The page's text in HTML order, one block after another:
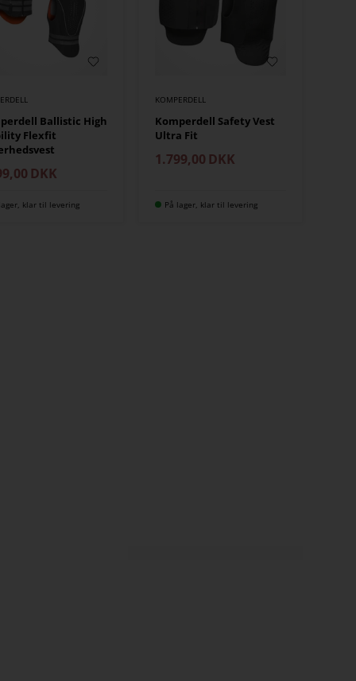
Ballistic High
Flexfit
DKK
klar til levering
KOMPERDELL
Komperdell Safety Vest
Ultra Fit
1.799,00 DKK
På lager, klar til levering